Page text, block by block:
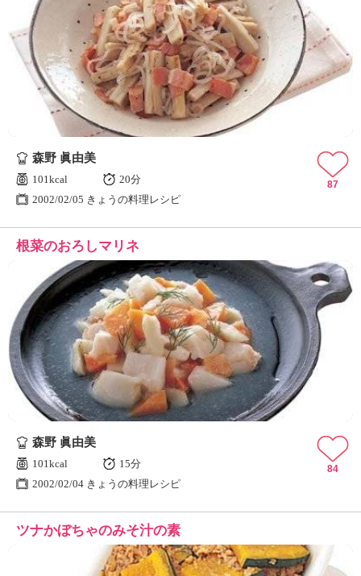
森野 眞由美
101kcal
20分
2002/02/05 きょうの料理レシピ
87
根菜のおろしマリネ
森野 眞由美
101kcal
15分
2002/02/04 きょうの料理レシピ
84
ツナかぼちゃのみそ汁の素